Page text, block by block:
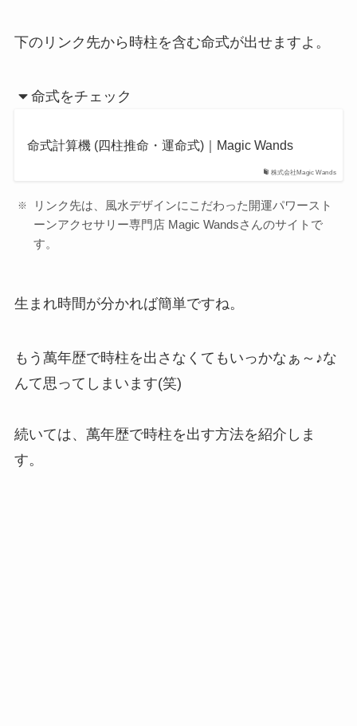
下のリンク先から時柱を含む命式が出せますよ。
命式をチェック
株式会社Magic Wands
命式計算機 (四柱推命・運命式)｜Magic Wands
リンク先は、風水デザインにこだわった開運パワースト
ーンアクセサリー専門店 Magic Wandsさんのサイトで
す。
生まれ時間が分かれば簡単ですね。
もう萬年歴で時柱を出さなくてもいっかなぁ～♪な
んて思ってしまいます(笑)
続いては、萬年歴で時柱を出す方法を紹介しま
す。